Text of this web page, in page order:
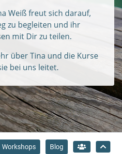
Weiß freut sich darauf,
zu begleiten und ihr
mit Dir zu teilen.
über Tina und die Kurse
bei uns leitet.
Workshops Blog